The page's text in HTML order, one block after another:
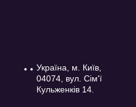
Україна, м. Київ,
04074, вул. Сім'ї
Кульженків 14.